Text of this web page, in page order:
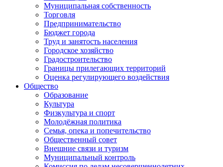
Муниципальная собственность
Торговля
Предпринимательство
Бюджет города
Труд и занятость населения
Городское хозяйство
Градостроительство
Границы прилегающих территорий
Оценка регулирующего воздействия
Общество
Образование
Культура
Физкультура и спорт
Молодёжная политика
Семья, опека и попечительство
Общественный совет
Внешние связи и туризм
Муниципальный контроль